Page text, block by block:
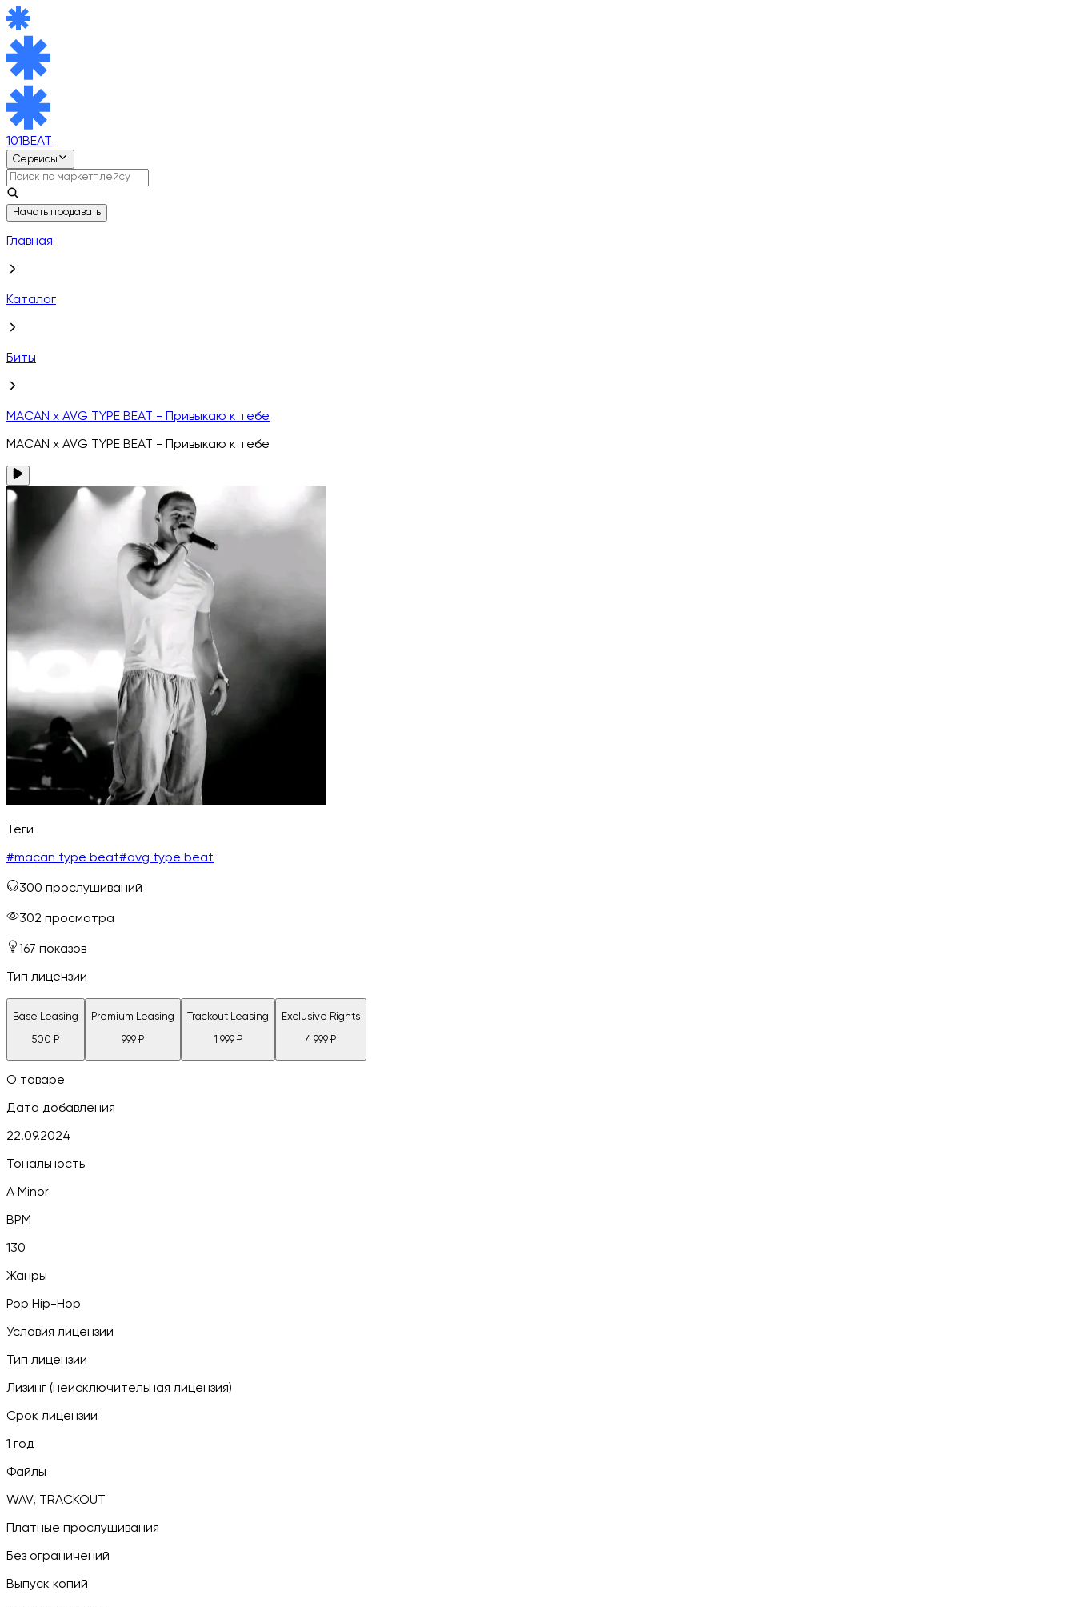
101BEAT
Сервисы
Начать продавать
Главная
Каталог
Биты
MACAN x AVG TYPE BEAT - Привыкаю к тебе
MACAN x AVG TYPE BEAT - Привыкаю к тебе
Теги
#macan type beat#avg type beat
300 прослушиваний
302 просмотра
167 показов
Тип лицензии
Base Leasing
500 ₽
Premium Leasing
999₽
Trackout Leasing
1 999₽
Exclusive Rights
4 999₽
О товаре
Дата добавления
22.09.2024
Тональность
A Minor
BPM
130
Жанры
Pop Hip-Hop
Условия лицензии
Тип лицензии
Лизинг (неисключительная лицензия)
Срок лицензии
1 год
Файлы
WAV, TRACKOUT
Платные прослушивания
Без ограничений
Выпуск копий